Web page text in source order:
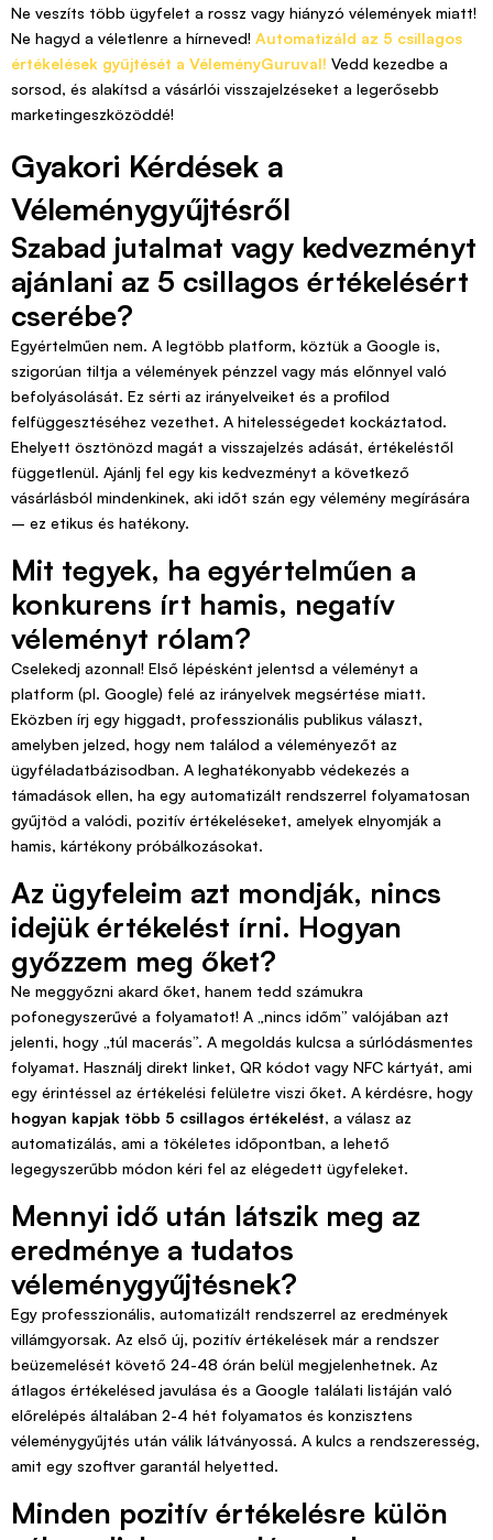
Ne veszíts több ügyfelet a rossz vagy hiányzó vélemények miatt!
Ne hagyd a véletlenre a hírneved! Automatizáld az 5 csillagos
értékelések gyűjtését a VéleményGuruval! Vedd kezedbe a
sorsod, és alakítsd a vásárlói visszajelzéseket a legerősebb
marketingeszközöddé!
Gyakori Kérdések a
Véleménygyűjtésről
Szabad jutalmat vagy kedvezményt
ajánlani az 5 csillagos értékelésért
cserébe?
Egyértelműen nem. A legtöbb platform, köztük a Google is,
szigorúan tiltja a vélemények pénzzel vagy más előnnyel való
befolyásolását. Ez sérti az irányelveiket és a profilod
felfüggesztéséhez vezethet. A hitelességedet kockáztatod.
Ehelyett ösztönözd magát a visszajelzés adását, értékeléstől
függetlenül. Ajánlj fel egy kis kedvezményt a következő
vásárlásból mindenkinek, aki időt szán egy vélemény megírására
– ez etikus és hatékony.
Mit tegyek, ha egyértelműen a
konkurens írt hamis, negatív
véleményt rólam?
Cselekedj azonnal! Első lépésként jelentsd a véleményt a
platform (pl. Google) felé az irányelvek megsértése miatt.
Eközben írj egy higgadt, professzionális publikus választ,
amelyben jelzed, hogy nem találod a véleményezőt az
ügyféladatbázisodban. A leghatékonyabb védekezés a
támadások ellen, ha egy automatizált rendszerrel folyamatosan
gyűjtöd a valódi, pozitív értékeléseket, amelyek elnyomják a
hamis, kártékony próbálkozásokat.
Az ügyfeleim azt mondják, nincs
idejük értékelést írni. Hogyan
győzzem meg őket?
Ne meggyőzni akard őket, hanem tedd számukra
pofonegyszerűvé a folyamatot! A „nincs időm” valójában azt
jelenti, hogy „túl macerás”. A megoldás kulcsa a súrlódásmentes
folyamat. Használj direkt linket, QR kódot vagy NFC kártyát, ami
egy érintéssel az értékelési felületre viszi őket. A kérdésre, hogy
hogyan kapjak több 5 csillagos értékelést, a válasz az
automatizálás, ami a tökéletes időpontban, a lehető
legegyszerűbb módon kéri fel az elégedett ügyfeleket.
Mennyi idő után látszik meg az
eredménye a tudatos
véleménygyűjtésnek?
Egy professzionális, automatizált rendszerrel az eredmények
villámgyorsak. Az első új, pozitív értékelések már a rendszer
beüzemelését követő 24-48 órán belül megjelenhetnek. Az
átlagos értékelésed javulása és a Google találati listáján való
előrelépés általában 2-4 hét folyamatos és konzisztens
véleménygyűjtés után válik látványossá. A kulcs a rendszeresség,
amit egy szoftver garantál helyetted.
Minden pozitív értékelésre külön